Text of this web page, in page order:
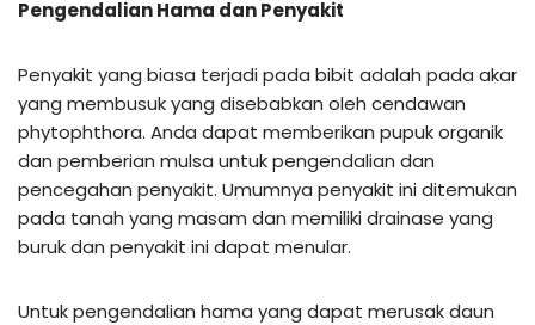
Pengendalian Hama dan Penyakit
Penyakit yang biasa terjadi pada bibit adalah pada akar
yang membusuk yang disebabkan oleh cendawan
phytophthora. Anda dapat memberikan pupuk organik
dan pemberian mulsa untuk pengendalian dan
pencegahan penyakit. Umumnya penyakit ini ditemukan
pada tanah yang masam dan memiliki drainase yang
buruk dan penyakit ini dapat menular.
Untuk pengendalian hama yang dapat merusak daun